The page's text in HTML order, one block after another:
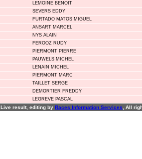
LEMOINE BENOIT
SEVERS EDDY
FURTADO MATOS MIGUEL
ANSART MARCEL
NYS ALAIN
FEROOZ RUDY
PIERMONT PIERRE
PAUWELS MICHEL
LENAIN MICHEL
PIERMONT MARC
TAILLET SERGE
DEMORTIER FREDDY
LEGREVE PASCAL
Live result, editing by Races Information Services , All